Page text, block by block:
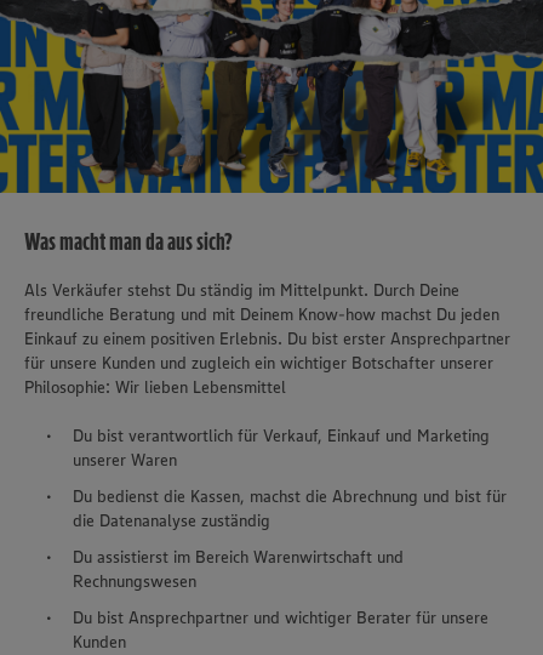
Was macht man da aus sich?
Als Verkäufer stehst Du ständig im Mittelpunkt. Durch Deine
freundliche Beratung und mit Deinem Know-how machst Du jeden
Einkauf zu einem positiven Erlebnis. Du bist erster Ansprechpartner
für unsere Kunden und zugleich ein wichtiger Botschafter unserer
Philosophie: Wir lieben Lebensmittel
Du bist verantwortlich für Verkauf, Einkauf und Marketing
unserer Waren
Du bedienst die Kassen, machst die Abrechnung und bist für
die Datenanalyse zuständig
Du assistierst im Bereich Warenwirtschaft und
Rechnungswesen
Du bist Ansprechpartner und wichtiger Berater für unsere
Kunden